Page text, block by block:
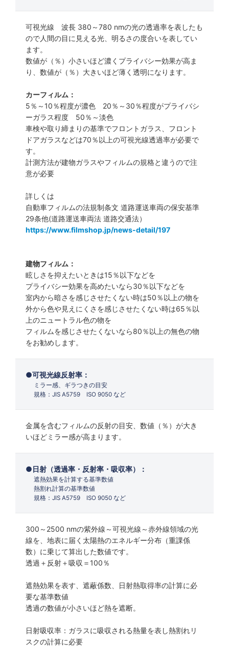
可視光線 波長 380～780 nmの光の透過率を表したも
ので人間の目に見える光、明るさの度合いを表してい
ます。
数値が（％）小さいほど濃くプライバシー効果が高ま
り、数値が（％）大きいほど薄く透明になります。
カーフィルム：
5％～10％程度が濃色 20％～30％程度がプライバシ
ーガラス程度 50％～淡色
車検や取り締まりの基準でフロントガラス、フロント
ドアガラスなどは70％以上の可視光線透過率が必要で
す。
計測方法が建物ガラスやフィルムの規格と違うので注
意が必要
詳しくは
自動車フィルムの法規制条文 道路運送車両の保安基準
29条他(道路運送車両法 道路交通法）
https://www.filmshop.jp/news-detail/197
建物フィルム：
眩しさを抑えたいときは15％以下などを
プライバシー効果を高めたいなら30％以下などを
室内から暗さを感じさせたくない時は50％以上の物を
外から色や見えにくさを感じさせたくない時は65％以
上のニュートラル色の物を
フィルムを感じさせたくないなら80％以上の無色の物
をお勧めします。
可視光線反射率：
ミラー感、ギラつきの目安
規格：JIS A5759 ISO 9050 など
金属を含むフィルムの反射の目安、数値（％）が大き
いほどミラー感が高まります。
日射（透過率・反射率・吸収率）：
遮熱効果を計算する基準数値
熱割れ計算の基準数値
規格：JIS A5759 ISO 9050 など
300～2500 nmの紫外線～可視光線～赤外線領域の光
線を、地表に届く太陽熱のエネルギー分布（重課係
数）に乗じて算出した数値です。
透過＋反射＋吸収＝100％
遮熱効果を表す、遮蔽係数、日射熱取得率の計算に必
要な基準数値
透過の数値が小さいほど熱を遮断。
日射吸収率：ガラスに吸収される熱量を表し熱割れリ
スクの計算に必要